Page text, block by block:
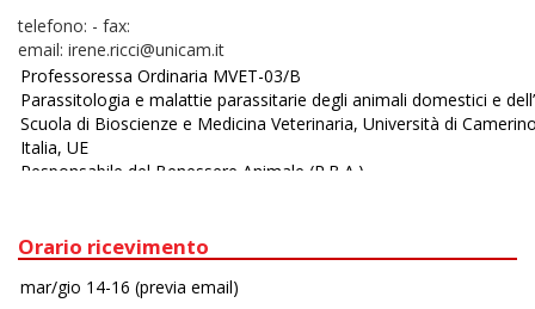
telefono: - fax:
email: irene.ricci@unicam.it
Orario ricevimento